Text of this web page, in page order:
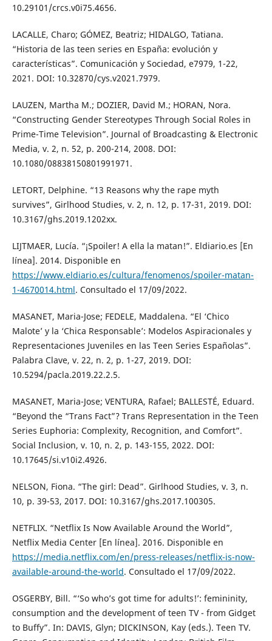
10.29101/crcs.v0i75.4656.
LACALLE, Charo; GÓMEZ, Beatriz; HIDALGO, Tatiana.
“Historia de las teen series en España: evolución y
características”. Comunicación y Sociedad, e7979, 1-22,
2021. DOI: 10.32870/cys.v2021.7979.
LAUZEN, Martha M.; DOZIER, David M.; HORAN, Nora.
“Constructing Gender Stereotypes Through Social Roles in
Prime-Time Television”. Journal of Broadcasting & Electronic
Media, v. 2, n. 52, p. 200-214, 2008. DOI:
10.1080/08838150801991971.
LETORT, Delphine. “13 Reasons why the rape myth
survives”, Girlhood Studies, v. 2, n. 12, p. 17-31, 2019. DOI:
10.3167/ghs.2019.1202xx.
LIJTMAER, Lucía. “¡Spoiler! A ella la matan!”. Eldiario.es [En
línea]. 2014. Disponible en
https://www.eldiario.es/cultura/fenomenos/spoiler-matan-
1-4670014.html. Consultado el 17/09/2022.
MASANET, Maria-Jose; FEDELE, Maddalena. “El ‘Chico
Malote’ y la ‘Chica Responsable’: Modelos Aspiracionales y
Representaciones Juveniles en las Teen Series Españolas”.
Palabra Clave, v. 22, n. 2, p. 1-27, 2019. DOI:
10.5294/pacla.2019.22.2.5.
MASANET, Maria-Jose; VENTURA, Rafael; BALLESTÉ, Eduard.
“Beyond the “Trans Fact”? Trans Representation in the Teen
Series Euphoria: Complexity, Recognition, and Comfort”.
Social Inclusion, v. 10, n. 2, p. 143-155, 2022. DOI:
10.17645/si.v10i2.4926.
NELSON, Fiona. “The girl: Dead”. Girlhood Studies, v. 3, n.
10, p. 39-53, 2017. DOI: 10.3167/ghs.2017.100305.
NETFLIX. “Netflix Is Now Available Around the World”,
Netflix Media Center [En línea]. 2016. Disponible en
https://media.netflix.com/en/press-releases/netflix-is-now-
available-around-the-world. Consultado el 17/09/2022.
OSGERBY, Bill. “‘So who’s got time for adults!’: femininity,
consumption and the development of teen TV - from Gidget
to Buffy”. In: DAVIS, Glyn; DICKINSON, Kay (eds.). Teen TV.